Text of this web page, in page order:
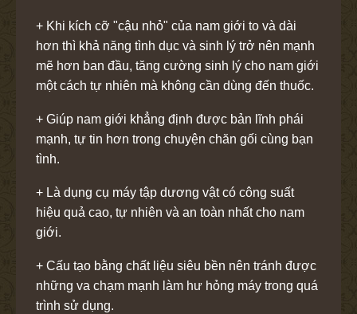
+ Khi kích cỡ "cậu nhỏ" của nam giới to và dài
hơn thì khả năng tình dục và sinh lý trở nên mạnh
mẽ hơn ban đầu, tăng cường sinh lý cho nam giới
một cách tự nhiên mà không cần dùng đến thuốc.
+ Giúp nam giới khẳng định được bản lĩnh phái
mạnh, tự tin hơn trong chuyện chăn gối cùng bạn
tình.
+ Là dụng cụ máy tập dương vật có công suất
hiệu quả cao, tự nhiên và an toàn nhất cho nam
giới.
+ Cấu tạo bằng chất liệu siêu bền nên tránh được
những va chạm mạnh làm hư hỏng máy trong quá
trình sử dụng.